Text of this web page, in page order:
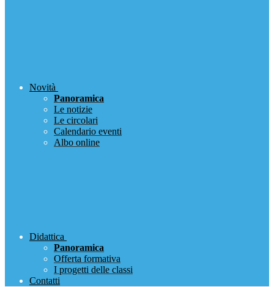
Novità
Panoramica
Le notizie
Le circolari
Calendario eventi
Albo online
Didattica
Panoramica
Offerta formativa
I progetti delle classi
Contatti